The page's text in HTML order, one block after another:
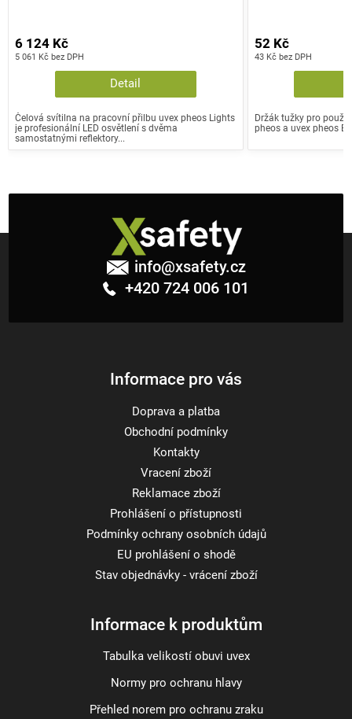
5 061 Kč bez DPH
6 124 Kč
Detail
Čelová svítilna na pracovní přilbu uvex pheos Lights
je profesionální LED osvětlení s dvěma
samostatnými reflektory...
43 Kč bez DPH
52 Kč
Držák tužky pro
pheos a uvex pheos E.
info@xsafety.cz
+420 724 006 101
Informace pro vás
Doprava a platba
Obchodní podmínky
Kontakty
Vracení zboží
Reklamace zboží
Prohlášení o přístupnosti
Podmínky ochrany osobních údajů
EU prohlášení o shodě
Stav objednávky - vrácení zboží
Informace k produktům
Tabulka velikostí obuvi uvex
Normy pro ochranu hlavy
Přehled norem pro ochranu zraku